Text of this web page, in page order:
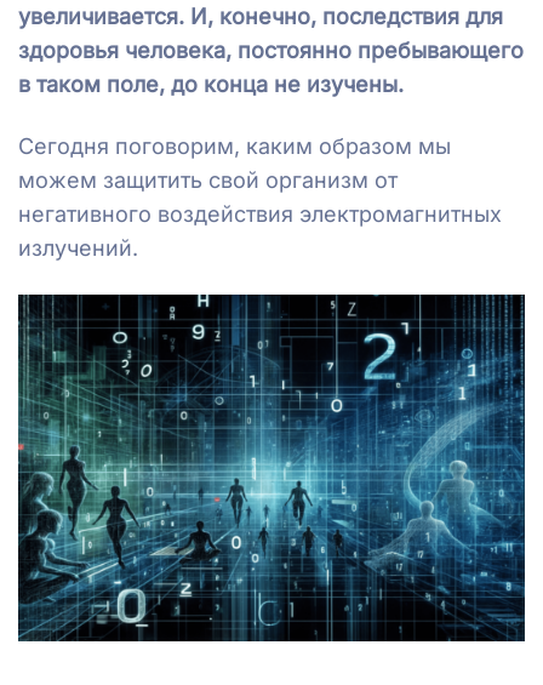
увеличивается. И, конечно, последствия для
здоровья человека, постоянно пребывающего
в таком поле, до конца не изучены.
Сегодня поговорим, каким образом мы
можем защитить свой организм от
негативного воздействия электромагнитных
излучений.